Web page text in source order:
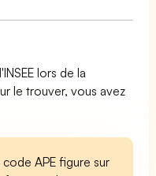
lors de la
le trouver, vous avez
code APE figure sur